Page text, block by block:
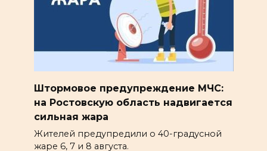
Штормовое предупреждение МЧС:
на Ростовскую область надвигается
сильная жара
Жителей предупредили о 40-градусной
жаре 6, 7 и 8 августа.